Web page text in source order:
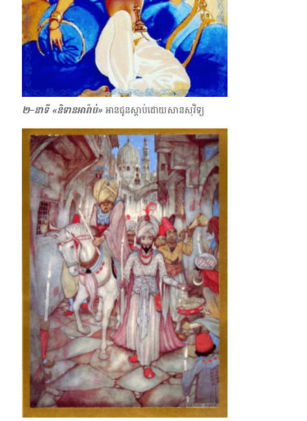
២–នាទី «និទានអារ៉ាប់»អានជូនស្ដាប់ដោយ​សាន​សុវិទ្យ